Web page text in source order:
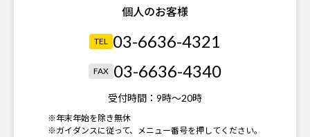
個人のお客様
TEL 03-6636-4321
FAX 03-6636-4340
受付時間： 9時～20時
※年末年始を除き無休
※ガイダンスに従って、メニュー番号を押してください。